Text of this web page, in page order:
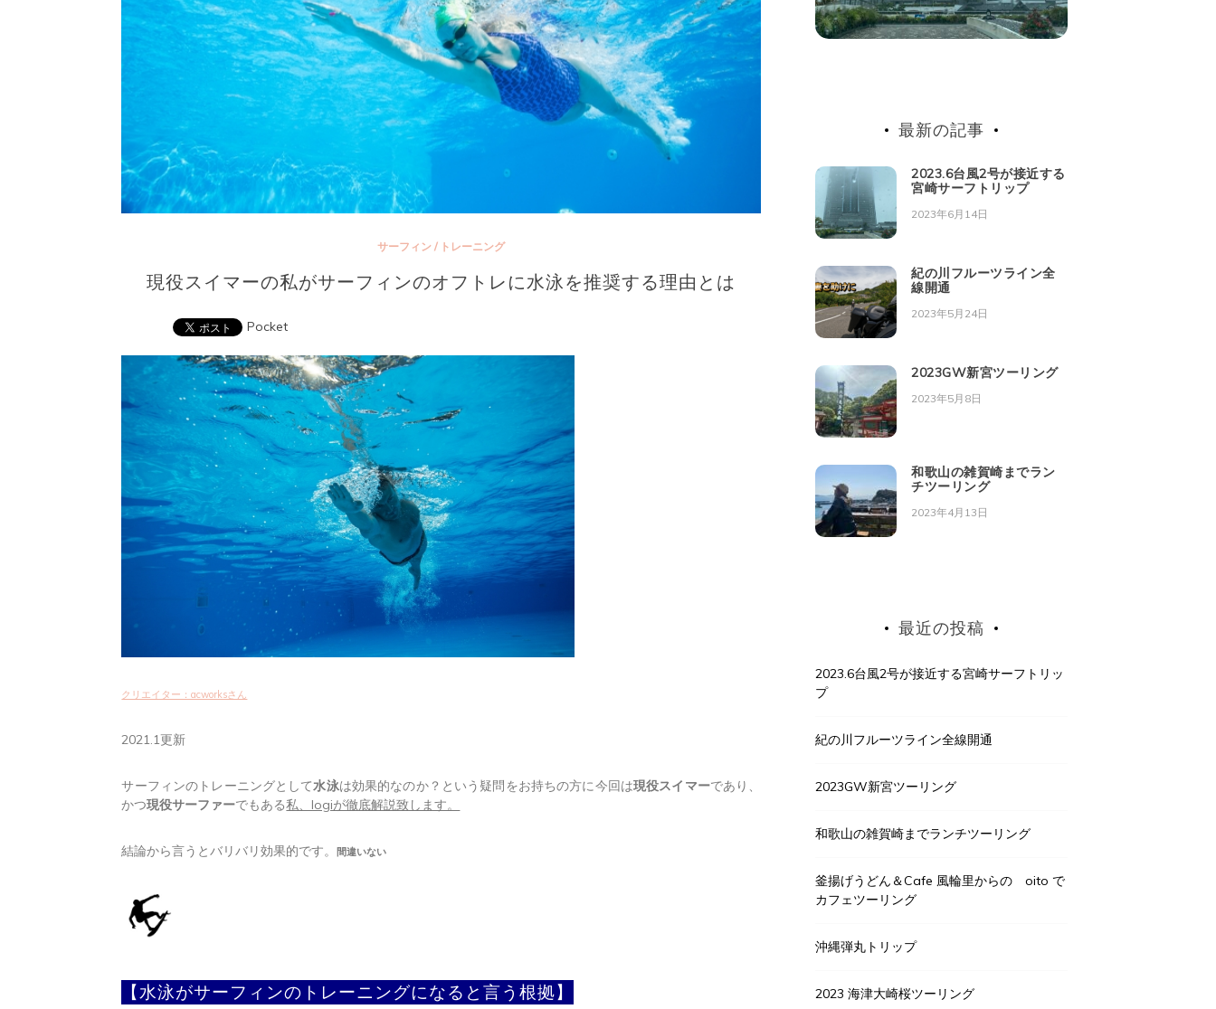
サーフィン / トレーニング
現役スイマーの私がサーフィンのオフトレに水泳を推奨する理由とは
Pocket
クリエイター：acworksさん
2021.1更新
サーフィンのトレーニングとして水泳は効果的なのか？という疑問をお持ちの方に今回は現役スイマーであり、
かつ現役サーファーでもある私、logiが徹底解説致します。
結論から言うとバリバリ効果的です。間違いない
【水泳がサーフィンのトレーニングになると言う根拠】
最新の記事
2023.6台風2号が接近する
宮崎サーフトリップ
2023年6月14日
紀の川フルーツライン全
線開通
2023年5月24日
2023GW新宮ツーリング
2023年5月8日
和歌山の雑賀崎までラン
チツーリング
2023年4月13日
最近の投稿
2023.6台風2号が接近する宮崎サーフトリッ
プ
紀の川フルーツライン全線開通
2023GW新宮ツーリング
和歌山の雑賀崎までランチツーリング
釜揚げうどん＆Cafe 風輪里からの oito で
カフェツーリング
沖縄弾丸トリップ
2023 海津大崎桜ツーリング